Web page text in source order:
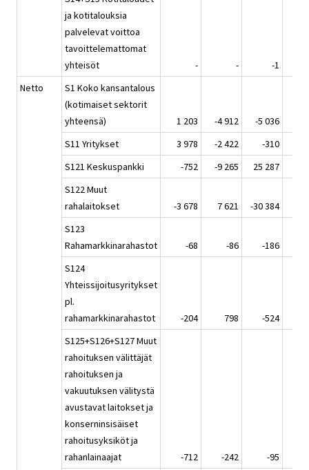
ja kotitalouksia
palvelevat voittoa
tavoittelemattomat
yhteisöt
- -
-1
Netto
S1 Koko kansantalous
(kotimaiset sektorit
yhteensä)
1 203 -4 912 -5 036
S11 Yritykset
3 978 -2 422 -310
S121 Keskuspankki
-752 -9 265 25 287
S122 Muut
rahalaitokset
-3 678 7 621 -30 384
S123
Rahamarkkinarahastot
-68 -86
-186
S124
Yhteissijoitusyritykset
pl.
rahamarkkinarahastot
-204 798 -524
S125+S126+S127 Muut
rahoituksen välittäjät
rahoituksen ja
vakuutuksen välitystä
avustavat laitokset ja
konserninsisäiset
rahoitusyksiköt ja
rahanlainaajat
-712 -242 -95